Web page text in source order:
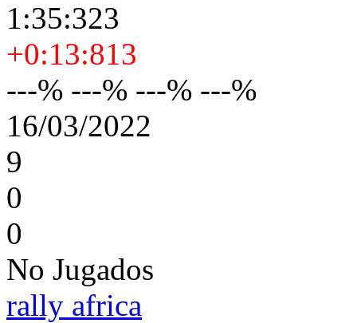
1:35:323
+0:13:813
---% ---% ---% ---%
16/03/2022
9
0
0
No Jugados
rally africa